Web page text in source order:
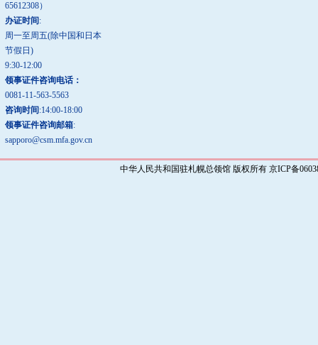
65612308）
办证时间 :
周一至周五(除中国和日本
节假日)
9:30-12:00
领事证件咨询电话：
0081-11-563-5563
咨询时间 :14:00-18:00
领事证件咨询邮箱:
sapporo@csm.mfa.gov.cn
中华人民共和国驻札幌总领馆 版权所有 京ICP备